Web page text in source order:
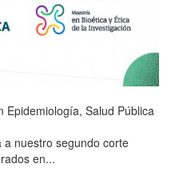
Epidemiología, Salud Pública
a nuestro segundo corte
en...